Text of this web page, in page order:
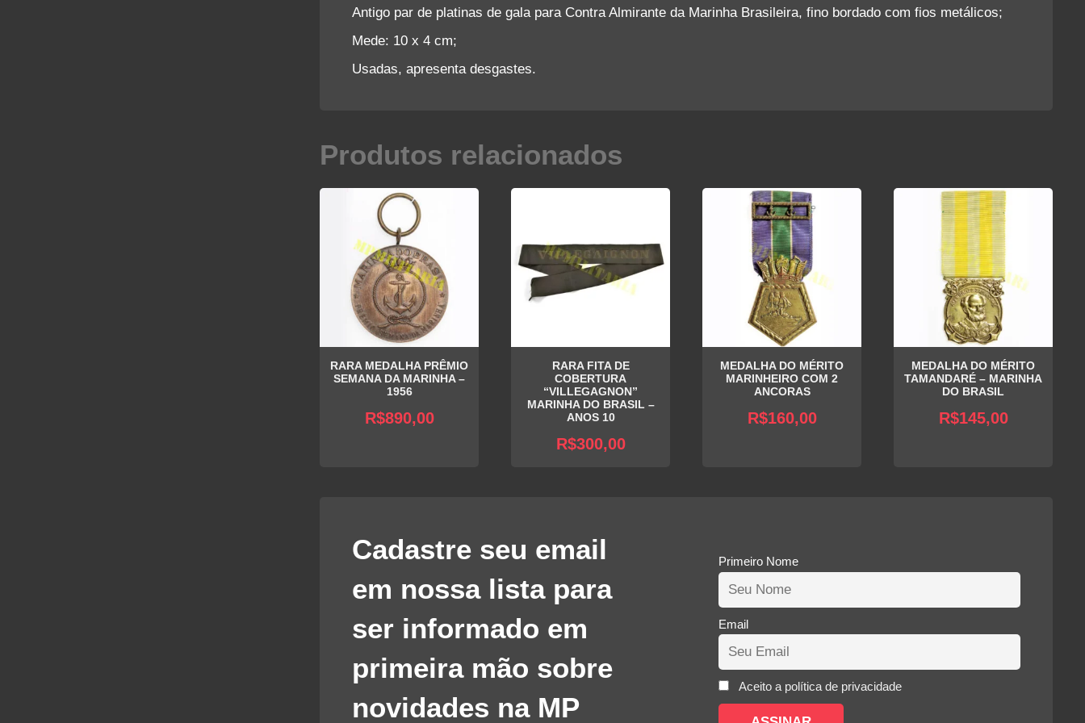
Antigo par de platinas de gala para Contra Almirante da Marinha Brasileira, fino bordado com fios metálicos;
Mede: 10 x 4 cm;
Usadas, apresenta desgastes.
Produtos relacionados
RARA MEDALHA PRÊMIO
SEMANA DA MARINHA –
1956
R$890,00
RARA FITA DE
COBERTURA
“VILLEGAGNON”
MARINHA DO BRASIL –
ANOS 10
R$300,00
MEDALHA DO MÉRITO
MARINHEIRO COM 2
ANCORAS
R$160,00
MEDALHA DO MÉRITO
TAMANDARÉ – MARINHA
DO BRASIL
R$145,00
Cadastre seu email
em nossa lista para
ser informado em
primeira mão sobre
novidades na MP
Primeiro Nome
Email
Aceito a política de privacidade